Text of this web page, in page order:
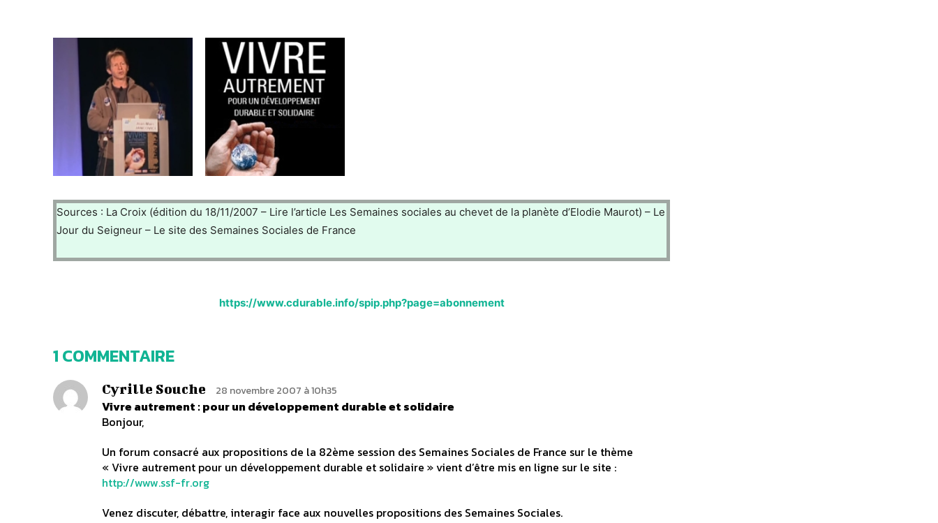
Sources : La Croix (édition du 18/11/2007 – Lire l’article Les Semaines sociales au chevet de la planète d’Elodie Maurot) – Le
Jour du Seigneur – Le site des Semaines Sociales de France
https://www.cdurable.info/spip.php?page=abonnement
1 COMMENTAIRE
Cyrille Souche 28 novembre 2007 à 10h35
Vivre autrement : pour un développement durable et solidaire
Bonjour,
Un forum consacré aux propositions de la 82ème session des Semaines Sociales de France sur le thème
« Vivre autrement pour un développement durable et solidaire » vient d’être mis en ligne sur le site :
http://www.ssf-fr.org
Venez discuter, débattre, interagir face aux nouvelles propositions des Semaines Sociales.